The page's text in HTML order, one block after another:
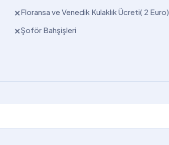
✕Floransa ve Venedik Kulaklık Ücreti( 2 Euro)
✕Şoför Bahşişleri